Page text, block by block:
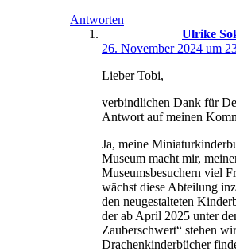
Antworten
Ulrike
26. November 2024 um
Lieber Tobi,
verbindlichen Dank für
Antwort auf meinen
Ja, meine
Museum macht mir,
Museumsbesuchern viel
wächst diese Abteilung
den neugestalteten
der ab April 2025 unter
Zauberschwert“ stehen
Drachenkinderbücher